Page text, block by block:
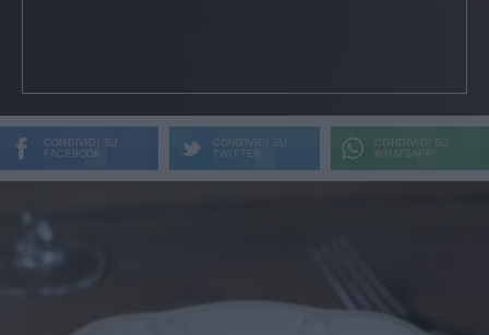
CONDIVIDI SU
FACEBOOK
CONDIVIDI SU
TWITTER
CONDIVIDI SU
WHATSAPP